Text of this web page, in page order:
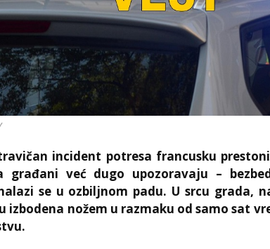
incident potresa francusku
građani već dugo upozoravaju –
se u ozbiljnom padu. U srcu grada,
izbodena nožem u razmaku od samo sat